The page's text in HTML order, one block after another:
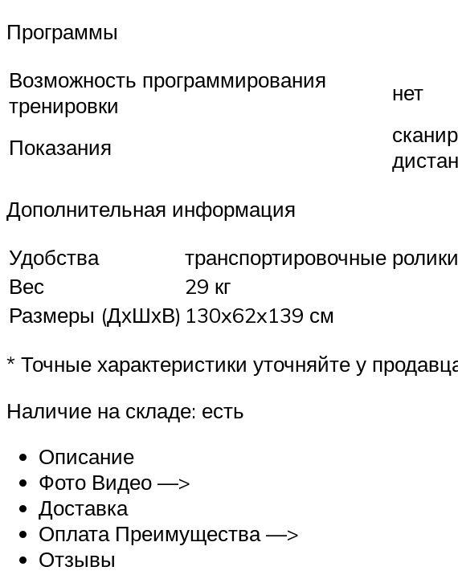
Программы
Возможность программирования
тренировки
нет
Показания
Дополнительная информация
Удобства
транспортировочные
Вес
29 кг
Размеры (ДхШхВ) 130x62x139 см
* Точные характеристики уточняйте у
Наличие на складе: есть
Описание
Фото Видео —>
Доставка
Оплата Преимущества —>
Отзывы